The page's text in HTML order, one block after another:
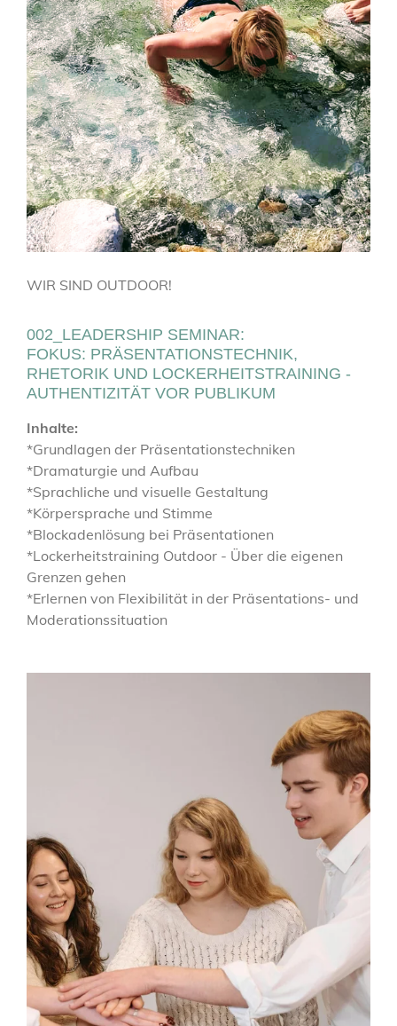
WIR SIND OUTDOOR!
002_LEADERSHIP SEMINAR:
FOKUS: PRÄSENTATIONSTECHNIK,
RHETORIK UND LOCKERHEITSTRAINING -
AUTHENTIZITÄT VOR PUBLIKUM
Inhalte:
*Grundlagen der Präsentationstechniken
*Dramaturgie und Aufbau
*Sprachliche und visuelle Gestaltung
*Körpersprache und Stimme
*Blockadenlösung bei Präsentationen
*Lockerheitstraining Outdoor - Über die eigenen
Grenzen gehen
*Erlernen von Flexibilität in der Präsentations- und
Moderationssituation